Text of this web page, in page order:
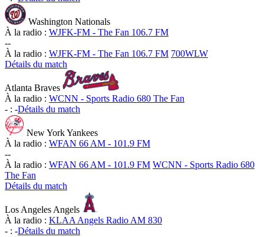
Washington Nationals
À la radio : WJFK-FM - The Fan 106.7 FM
--
À la radio : WJFK-FM - The Fan 106.7 FM 700WLW
Détails du match
Atlanta Braves
À la radio : WCNN - Sports Radio 680 The Fan
- : -Détails du match
New York Yankees
À la radio : WFAN 66 AM - 101.9 FM
--
À la radio : WFAN 66 AM - 101.9 FM WCNN - Sports Radio 680
The Fan
Détails du match
Los Angeles Angels
À la radio : KLAA Angels Radio AM 830
- : -Détails du match